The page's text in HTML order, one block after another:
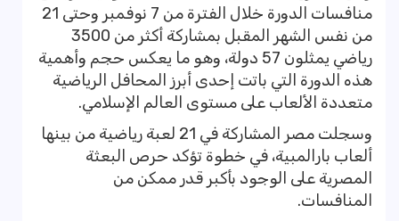
منافسات الدورة خلال الفترة من 7 نوفمبر وحتى 21
من نفس الشهر المقبل بمشاركة أكثر من 3500
رياضي يمثلون 57 دولة، وهو ما يعكس حجم وأهمية
هذه الدورة التي باتت إحدى أبرز المحافل الرياضية
متعددة الألعاب على مستوى العالم الإسلامي.
وسجلت مصر المشاركة في 21 لعبة رياضية من بينها
ألعاب بارالمبية، في خطوة تؤكد حرص البعثة
المصرية على الوجود بأكبر قدر ممكن من
المنافسات.